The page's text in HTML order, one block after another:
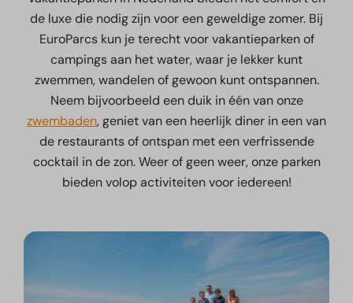
de luxe die nodig zijn voor een geweldige zomer. Bij
EuroParcs kun je terecht voor vakantieparken of
campings aan het water, waar je lekker kunt
zwemmen, wandelen of gewoon kunt ontspannen.
Neem bijvoorbeeld een duik in één van onze
zwembaden, geniet van een heerlijk diner in een van
de restaurants of ontspan met een verfrissende
cocktail in de zon. Weer of geen weer, onze parken
bieden volop activiteiten voor iedereen!